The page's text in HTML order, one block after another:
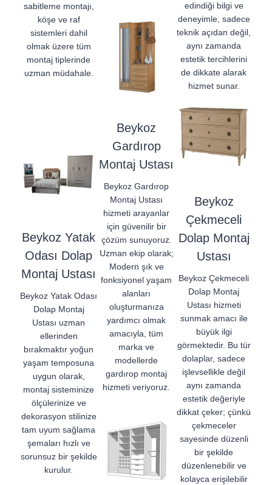
sabitleme montajı,
köşe ve raf
sistemleri dahil
olmak üzere tüm
montaj tiplerinde
uzman müdahale.
edindiği bilgi ve
deneyimle, sadece
teknik açıdan değil,
aynı zamanda
estetik tercihlerini
de dikkate alarak
hizmet sunar.
Beykoz Yatak
Odası Dolap
Montaj Ustası
Beykoz Yatak Odası
Dolap Montaj
Ustası uzman
ellerinden
bırakmaktır yoğun
yaşam temposuna
uygun olarak,
montaj sisteminize
ölçülerinize ve
dekorasyon stilinize
tam uyum sağlama
şemaları hızlı ve
sorunsuz bir şekilde
kurulur.
Beykoz
Gardırop
Montaj Ustası
Beykoz Gardırop
Montaj Ustası
hizmeti arayanlar
için güvenilir bir
çözüm sunuyoruz.
Uzman ekip olarak;
Modern şık ve
fonksiyonel yaşam
alanları
oluşturmanıza
yardımcı olmak
amacıyla, tüm
marka ve
modellerde
gardırop montaj
hizmeti veriyoruz.
Beykoz
Çekmeceli
Dolap Montaj
Ustası
Beykoz Çekmeceli
Dolap Montaj
Ustası hizmeti
sunmak amacı ile
büyük ilgi
görmektedir. Bu tür
dolaplar, sadece
işlevsellikle değil
aynı zamanda
estetik değeriyle
dikkat çeker; çünkü
çekmeceler
sayesinde düzenli
bir şekilde
düzenlenebilir ve
kolayca erişilebilir